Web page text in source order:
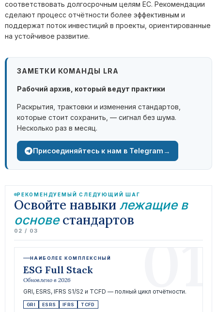
соответствовать долгосрочным целям ЕС. Рекомендации
сделают процесс отчётности более эффективным и
поддержат поток инвестиций в проекты, ориентированные
на устойчивое развитие.
ЗАМЕТКИ КОМАНДЫ LRA
Рабочий архив, который ведут практики
Раскрытия, трактовки и изменения стандартов,
которые стоит сохранить, — сигнал без шума.
Несколько раз в месяц.
Присоединяйтесь к нам в Telegram →
РЕКОМЕНДУЕМЫЙ СЛЕДУЮЩИЙ ШАГ
Освойте навыки лежащие в
основестандартов
02 / 03 01
НАИБОЛЕЕ КОМПЛЕКСНЫЙ
ESG Full Stack
Обновлено в 2026
GRI, ESRS, IFRS S1/S2 и TCFD — полный цикл отчётности.
GRI ESRS IFRS TCFD